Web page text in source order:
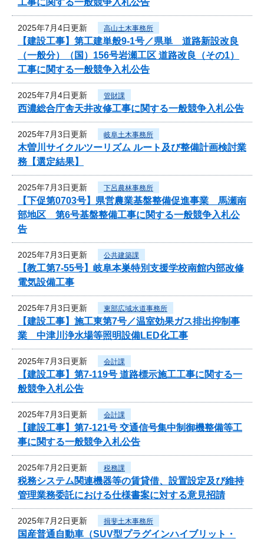
2025年7月4日更新 高山土木事務所
【建設工事】第工建単般9-1号／県単 道路新設改良
（一般分）（国）156号岩瀬工区 道路改良（その1）
工事に関する一般競争入札公告
2025年7月4日更新 管財課
西濃総合庁舎天井改修工事に関する一般競争入札公告
2025年7月3日更新 岐阜土木事務所
木曽川サイクルツーリズム ルート及び整備計画検討業
務【選定結果】
2025年7月3日更新 下呂農林事務所
【下促第0703号】県営農業基盤整備促進事業 馬瀬南
部地区 第6号基盤整備工事に関する一般競争入札公
告
2025年7月3日更新 公共建築課
【教工第7-55号】岐阜本巣特別支援学校南館内部改修
電気設備工事
2025年7月3日更新 東部広域水道事務所
【建設工事】施工東第7号／温室効果ガス排出抑制事
業 中津川浄水場等照明設備LED化工事
2025年7月3日更新 会計課
【建設工事】第7-119号 道路標示施工工事に関する一
般競争入札公告
2025年7月3日更新 会計課
【建設工事】第7-121号 交通信号集中制御機整備等工
事に関する一般競争入札公告
2025年7月2日更新 税務課
税務システム関連機器等の賃貸借、設置設定及び維持
管理業務委託における仕様書案に対する意見招請
2025年7月2日更新 揖斐土木事務所
国産普通自動車（SUV型プラグインハイブリット・